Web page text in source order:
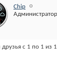
Chip
Администратор
с 1 по 1 из 1